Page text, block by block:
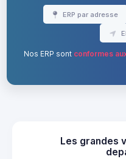
ERP par adresse
Nos ERP sont conformes
Les grandes